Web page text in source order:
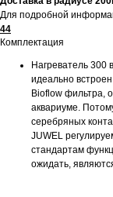
Для подробной
44
Комплектация
Нагреватель 300
идеально
Bioflow фильтра,
аквариуме.
серебряных
JUWEL
стандартам
ожидать,